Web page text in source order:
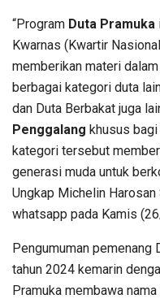
“Program Duta Pramuka
Kwarnas (Kwartir
memberikan materi
berbagai kategori duta
dan Duta Berbakat juga
Penggalang khusus
kategori tersebut
generasi muda untuk
Ungkap Michelin
whatsapp pada Kamis
Pengumuman pemenang
tahun 2024 kemarin
Pramuka membawa